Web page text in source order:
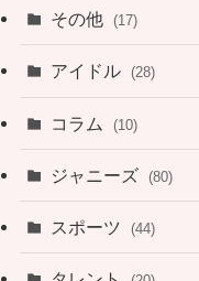
その他 (17)
アイドル (28)
コラム (10)
ジャニーズ (80)
スポーツ (44)